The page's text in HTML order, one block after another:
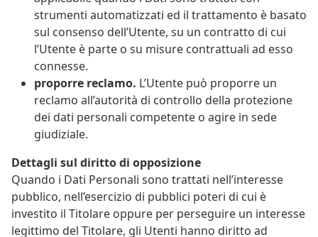
strumenti automatizzati ed il trattamento è basato
sul consenso dell’Utente, su un contratto di cui
l’Utente è parte o su misure contrattuali ad esso
connesse.
proporre reclamo. L’Utente può proporre un
reclamo all’autorità di controllo della protezione
dei dati personali competente o agire in sede
giudiziale.
Dettagli sul diritto di opposizione
Quando i Dati Personali sono trattati nell’interesse
pubblico, nell’esercizio di pubblici poteri di cui è
investito il Titolare oppure per perseguire un interesse
legittimo del Titolare, gli Utenti hanno diritto ad